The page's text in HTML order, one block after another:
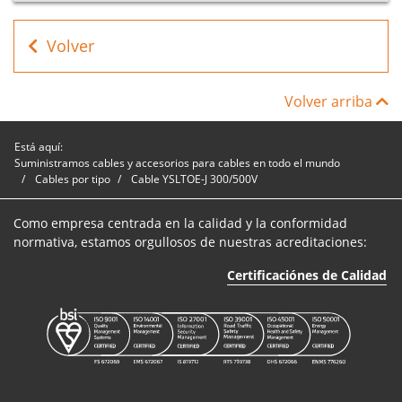
Volver
Volver arriba
Está aquí:
Suministramos cables y accesorios para cables en todo el mundo
Cables por tipo
Cable YSLTOE-J 300/500V
Como empresa centrada en la calidad y la conformidad
normativa, estamos orgullosos de nuestras acreditaciones:
Certificaciónes de Calidad